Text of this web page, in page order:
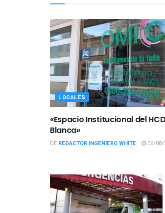
LOCALES
«Espacio Institucional del
Blanca»
DE REDACTOR INGENIERO WHITE 06/08/